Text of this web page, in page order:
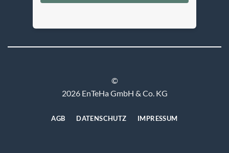
©
2026 EnTeHa GmbH & Co. KG
AGB DATENSCHUTZ IMPRESSUM